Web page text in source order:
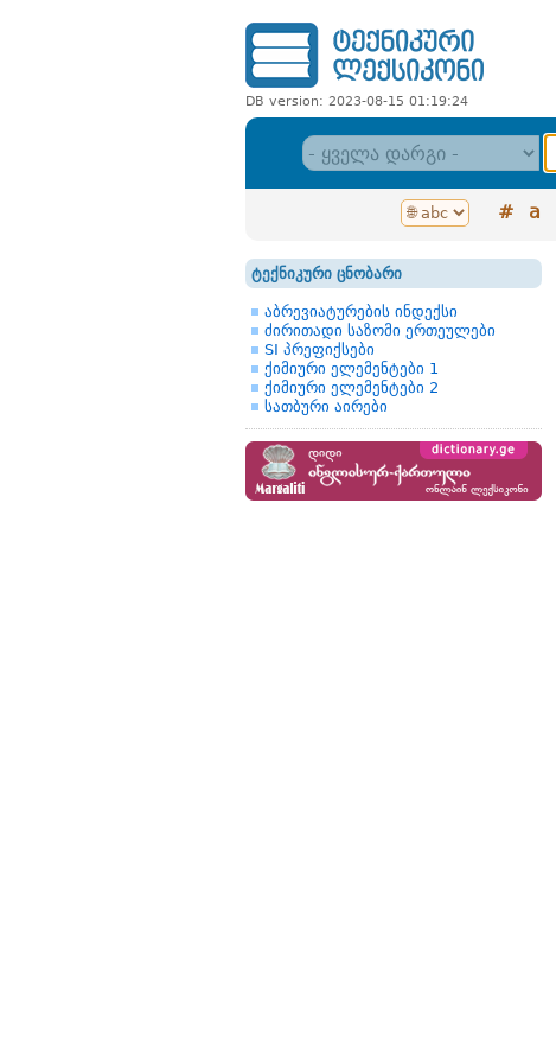
DB version: 2023-08-15 01:19:24
# a
ტექნიკური ცნობარი
აბრევიატურების ინდექსი
ძირითადი საზომი ერთეულები
SI პრეფიქსები
ქიმიური ელემენტები 1
ქიმიური ელემენტები 2
სათბური აირები